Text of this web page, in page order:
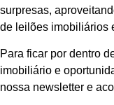
surpresas,
de leilões imobiliários
Para ficar por dentro
imobiliário e
nossa newsletter e